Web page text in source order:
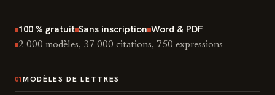
100 % gratuit Sans inscription Word & PDF
2 000 modèles, 37 000 citations, 750 expressions
01 MODÈLES DE LETTRES